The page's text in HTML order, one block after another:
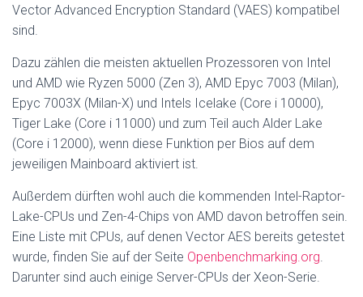
Vector Advanced Encryption Standard (VAES) kompatibel
sind.
Dazu zählen die meisten aktuellen Prozessoren von Intel
und AMD wie Ryzen 5000 (Zen 3), AMD Epyc 7003 (Milan),
Epyc 7003X (Milan-X) und Intels Icelake (Core i 10000),
Tiger Lake (Core i 11000) und zum Teil auch Alder Lake
(Core i 12000), wenn diese Funktion per Bios auf dem
jeweiligen Mainboard aktiviert ist.
Außerdem dürften wohl auch die kommenden Intel-Raptor-
Lake-CPUs und Zen-4-Chips von AMD davon betroffen sein.
Eine Liste mit CPUs, auf denen Vector AES bereits getestet
wurde, finden Sie auf der Seite Openbenchmarking.org.
Darunter sind auch einige Server-CPUs der Xeon-Serie.